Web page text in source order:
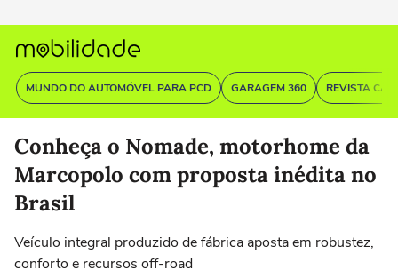
MUNDO DO AUTOMÓVEL PARA PCD GARAGEM 360 REVISTA
Conheça o Nomade, motorhome da
Marcopolo com proposta inédita no
Brasil
Veículo integral produzido de fábrica aposta em robustez,
conforto e recursos off-road